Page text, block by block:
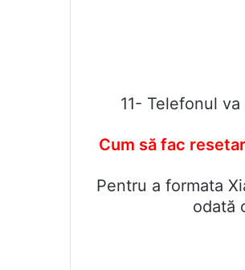
11- Telefonul
Cum să fac
Pentru a formata
odată